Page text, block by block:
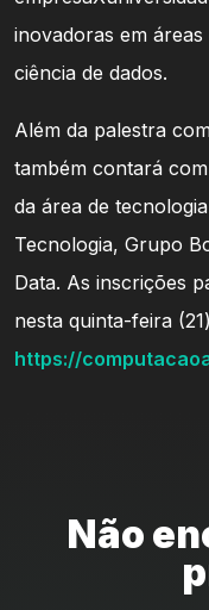
inovadoras em
ciência de dados.
Além da palestra
também contará
da área de
Tecnologia, Grupo
Data. As inscrições
nesta quinta-feira
https://
Não